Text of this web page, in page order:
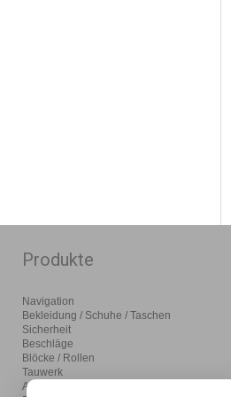
Produkte
Navigation
Bekleidung / Schuhe / Taschen
Sicherheit
Beschläge
Blöcke / Rollen
Tauwerk
Anlegen / Ankern / Motoren